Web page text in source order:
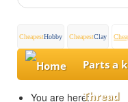
CheapestHobby CheapestClay
Parts a
Thread
You are here: